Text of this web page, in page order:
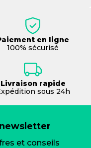
en ligne
100% sécurisé
Livraison rapide
sous 24h
et conseils